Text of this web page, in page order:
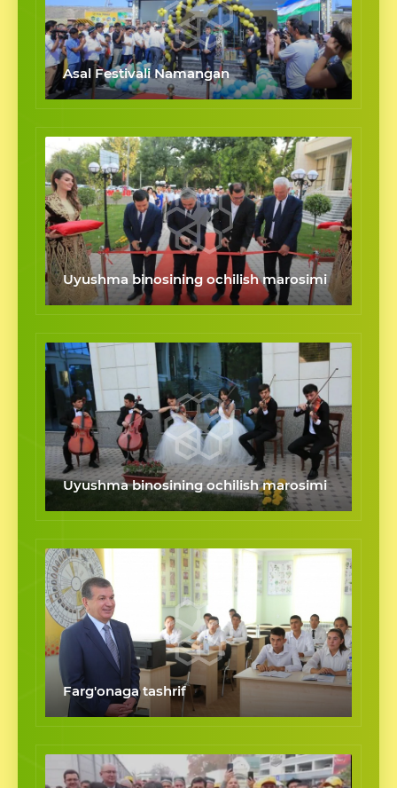
Asal Festivali Namangan
Uyushma binosining ochilish marosimi
Uyushma binosining ochilish marosimi
Farg'onaga tashrif